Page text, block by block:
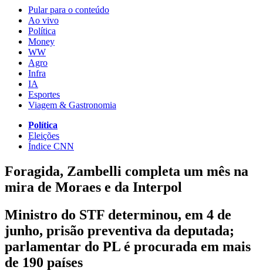
Pular para o conteúdo
Ao vivo
Política
Money
WW
Agro
Infra
IA
Esportes
Viagem & Gastronomia
Política
Eleições
Índice CNN
Foragida, Zambelli completa um mês na
mira de Moraes e da Interpol
Ministro do STF determinou, em 4 de
junho, prisão preventiva da deputada;
parlamentar do PL é procurada em mais
de 190 países